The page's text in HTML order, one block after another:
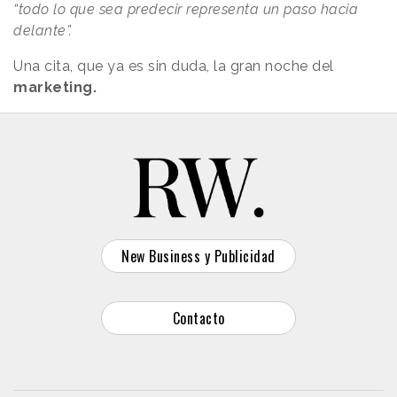
“todo lo que sea predecir representa un paso hacia
delante”.
Una cita, que ya es sin duda, la gran noche del
marketing.
New Business y Publicidad
Contacto